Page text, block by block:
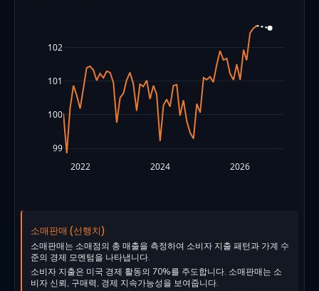
2022 2024 2026
99
100
101
102
소매판매 (선행치)
소매판매는 소매점의 총 매출을 측정하여 소비자 지출 패턴과 가계 수
준의 경제 모멘텀을 나타냅니다.
소비자 지출은 미국 경제 활동의 70%를 주도합니다. 소매판매는 소
비자 신뢰, 구매력, 경제 지속가능성을 보여줍니다.